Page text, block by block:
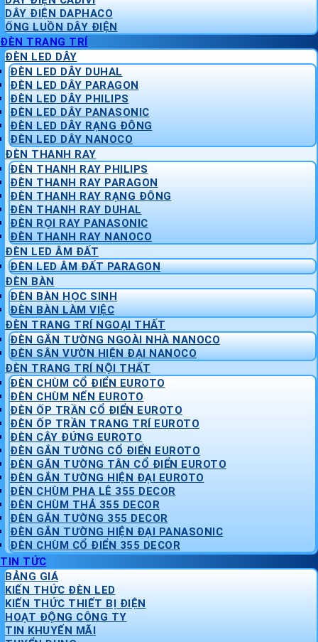
DÂY ĐIỆN DAPHACO
ỐNG LUỒN DÂY ĐIỆN
ĐÈN TRANG TRÍ
ĐÈN LED DÂY
ĐÈN LED DÂY DUHAL
ĐÈN LED DÂY PARAGON
ĐÈN LED DÂY PHILIPS
ĐÈN LED DÂY PANASONIC
ĐÈN LED DÂY RẠNG ĐÔNG
ĐÈN LED DÂY NANOCO
ĐÈN THANH RAY
ĐÈN THANH RAY PHILIPS
ĐÈN THANH RAY PARAGON
ĐÈN THANH RAY RẠNG ĐÔNG
ĐÈN THANH RAY DUHAL
ĐÈN RỌI RAY PANASONIC
ĐÈN THANH RAY NANOCO
ĐÈN LED ÂM ĐẤT
ĐÈN LED ÂM ĐẤT PARAGON
ĐÈN BÀN
ĐÈN BÀN HỌC SINH
ĐÈN BÀN LÀM VIỆC
ĐÈN TRANG TRÍ NGOẠI THẤT
ĐÈN GẮN TƯỜNG NGOÀI NHÀ NANOCO
ĐÈN SÂN VƯỜN HIỆN ĐẠI NANOCO
ĐÈN TRANG TRÍ NỘI THẤT
ĐÈN CHÙM CỔ ĐIỂN EUROTO
ĐÈN CHÙM NẾN EUROTO
ĐÈN ỐP TRẦN CỔ ĐIỂN EUROTO
ĐÈN ỐP TRẦN TRANG TRÍ EUROTO
ĐÈN CÂY ĐỨNG EUROTO
ĐÈN GẮN TƯỜNG CỔ ĐIỂN EUROTO
ĐÈN GẮN TƯỜNG TÂN CỔ ĐIỂN EUROTO
ĐÈN GẮN TƯỜNG HIỆN ĐẠI EUROTO
ĐÈN CHÙM PHA LÊ 355 DECOR
ĐÈN CHÙM THẢ 355 DECOR
ĐÈN GẮN TƯỜNG 355 DECOR
ĐÈN GẮN TƯỜNG HIỆN ĐẠI PANASONIC
ĐÈN CHÙM CỔ ĐIỂN 355 DECOR
TIN TỨC
BẢNG GIÁ
KIẾN THỨC ĐÈN LED
KIẾN THỨC THIẾT BỊ ĐIỆN
HOẠT ĐỘNG CÔNG TY
TIN KHUYẾN MÃI